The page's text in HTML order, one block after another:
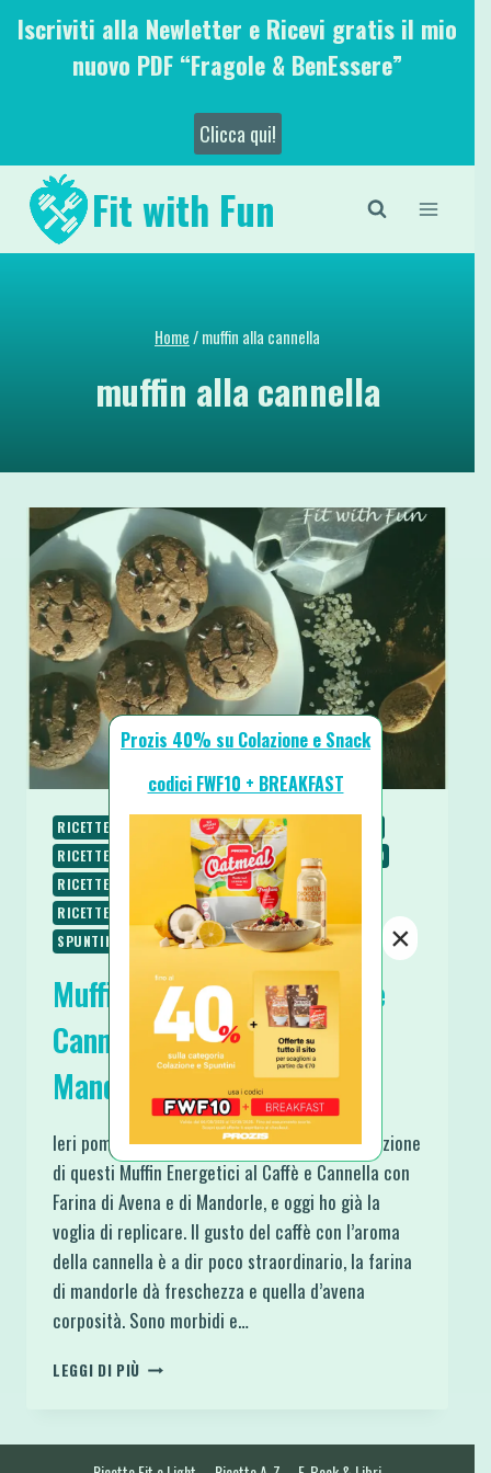
SaltaIscriviti alla Newletter e Ricevi gratis il mio
nuovo PDF “Fragole & BenEssere”
Clicca qui!
Fit with Fun
Home/muffin alla cannella
muffin alla cannella
RICETTE RICETTE DOLCI
RICETTE SENZA BURRO
RICETTE SENZA GLUTINE
RICETTE SENZA LATTOSIO
RICETTE SENZA UOVA
RICETTE SENZA ZUCCHERO
RICETTE VEGANE
RICETTE VEGETARIANE
SPUNTINI E SNACKS
Muffin Energetici al Caffè e
Cannella con Avena e
Mandorle
Ieri pomeriggio mi sono dedicata alla realizzazione
di questi Muffin Energetici al Caffè e Cannella con
Farina di Avena e di Mandorle, e oggi ho già la
voglia di replicare. Il gusto del caffè con l’aroma
della cannella è a dir poco straordinario, la farina
di mandorle dà freschezza e quella d’avena
corposità. Sono morbidi e…
LEGGI DI PIÙ MUFFIN
Prozis 40% su Colazione e Snack
codici FWF10 + BREAKFAST
×